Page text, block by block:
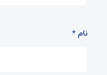
نام*